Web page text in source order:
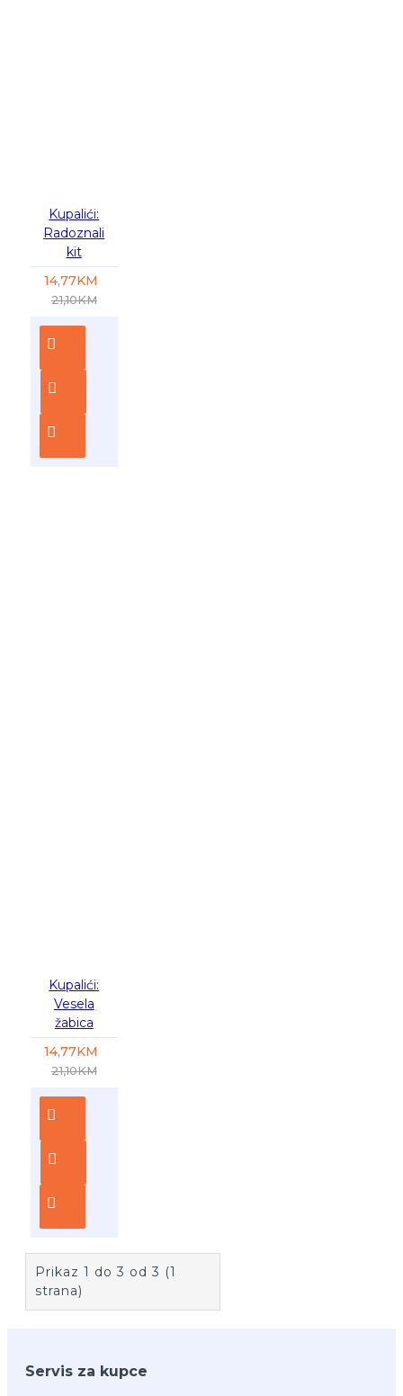
Kupalići:
Radoznali
kit
14,77KM
21,10KM
Kupalići:
Vesela
žabica
14,77KM
21,10KM
Prikaz 1 do 3 od 3 (1
strana)
Servis za kupce